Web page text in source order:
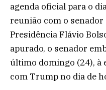
agenda oficial para o
reunião com o senador
Presidência Flávio
apurado, o senador
último domingo (24), à
com Trump no dia de